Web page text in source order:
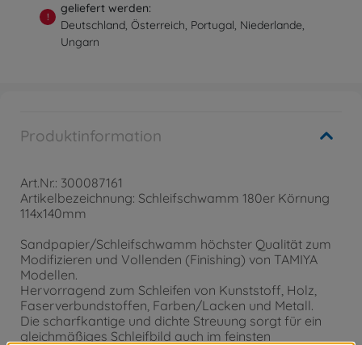
!
geliefert werden:
Deutschland, Österreich, Portugal, Niederlande,
Ungarn
Produktinformation
Art.Nr.: 300087161
Artikelbezeichnung: Schleifschwamm 180er Körnung
114x140mm
Sandpapier/Schleifschwamm höchster Qualität zum
Modifizieren und Vollenden (Finishing) von TAMIYA
Modellen.
Hervorragend zum Schleifen von Kunststoff, Holz,
Faserverbundstoffen, Farben/Lacken und Metall.
Die scharfkantige und dichte Streuung sorgt für ein
gleichmäßiges Schleifbild auch im feinsten